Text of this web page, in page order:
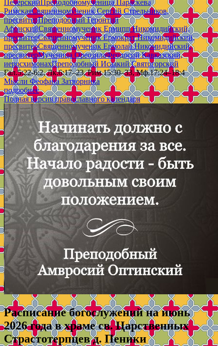
Печерский Преподобномученица Параскева
РимскаяСвященномученик Сергий Стрельников,
пресвитерПреподобный Геронтий
АфонскийСвященномученик Ермипп Никомидийский,
пресвитерСвященномученик Ермократ Никомидийский,
пресвитерСвященномученик Ермолай Никомидийский,
пресвитерМученица ОреозилаФеодосий Кавказский,
иеросхимонахПреподобный Исаакий Святогорский
Гал.5:22-6:2, Лк.6:17–23, Рим.15:30–33, Мф.17:24–18:4
Мысли Феофана Затворника
подробнее
Полная версия православного календаря
Расписание богослужений на июнь
2026 года в храме св. Царственных
Страстотерпцев д. Пеники